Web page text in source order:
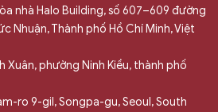
nhà Halo Building, số 607–609 đường
Nhuận, Thành phố Hồ Chí Minh, Việt
Xuân, phường Ninh Kiều, thành phố
ro 9-gil, Songpa-gu, Seoul, South